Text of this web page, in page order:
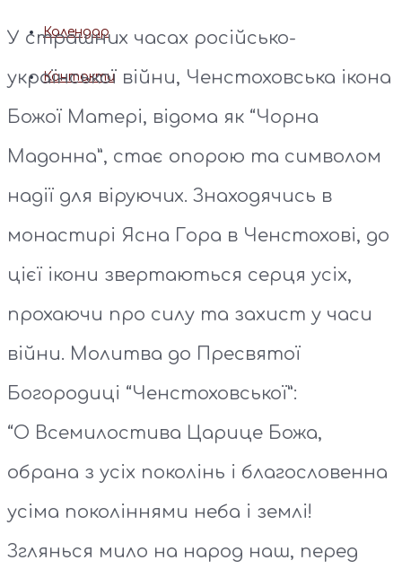
Календар
Контакти
У страшних часах російсько-
української війни, Ченстоховська ікона
Божої Матері, відома як “Чорна
Мадонна”, стає опорою та символом
надії для віруючих. Знаходячись в
монастирі Ясна Гора в Ченстохові, до
цієї ікони звертаються серця усіх,
прохаючи про силу та захист у часи
війни. Молитва до Пресвятої
Богородиці “Ченстоховської”:
“О Всемилостива Царице Божа,
обрана з усіх поколінь і благословенна
усіма поколіннями неба і землі!
Зглянься мило на народ наш, перед